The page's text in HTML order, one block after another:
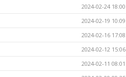
2024-02-24 18:00
2024-02-19 10:09
2024-02-16 17:08
2024-02-12 15:06
2024-02-11 08:01